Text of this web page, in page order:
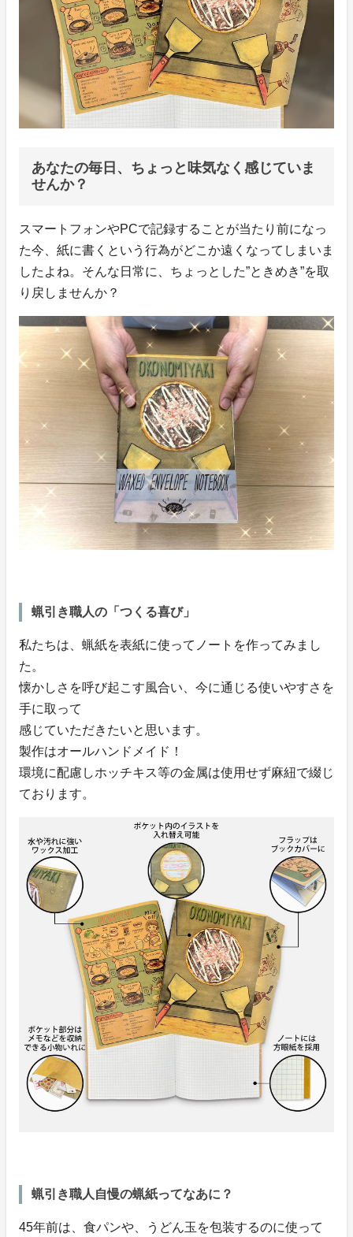
あなたの毎日、ちょっと味気なく感じていま
せんか？
スマートフォンやPCで記録することが当たり前になっ
た今、紙に書くという行為がどこか遠くなってしまいま
したよね。そんな日常に、ちょっとした”ときめき”を取
り戻しませんか？
蝋引き職人の「つくる喜び」
私たちは、蝋紙を表紙に使ってノートを作ってみまし
た。
懐かしさを呼び起こす風合い、今に通じる使いやすさを
手に取って
感じていただきたいと思います。
製作はオールハンドメイド！
環境に配慮しホッチキス等の金属は使用せず麻紐で綴じ
ております。
蝋引き職人自慢の蝋紙ってなあに？
45年前は、食パンや、うどん玉を包装するのに使って